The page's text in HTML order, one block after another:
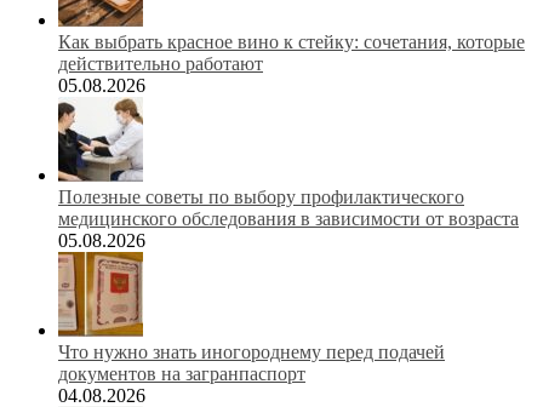
Как выбрать красное вино к стейку: сочетания, которые
действительно работают
05.08.2026
Полезные советы по выбору профилактического
медицинского обследования в зависимости от возраста
05.08.2026
Что нужно знать иногороднему перед подачей
документов на загранпаспорт
04.08.2026